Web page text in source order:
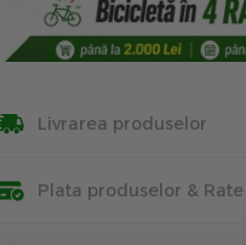
Livrarea produselor
Plata produselor &